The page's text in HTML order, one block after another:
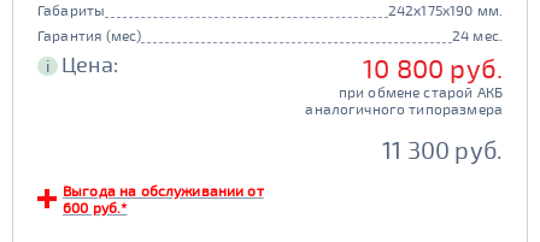
Габариты
242x175x190 мм.
Гарантия (мес)
24 мес.
i Цена: 10 800 руб.
при обмене старой АКБ
аналогичного типоразмера
11 300 руб.
Выгода на обслуживании от
600 руб.*